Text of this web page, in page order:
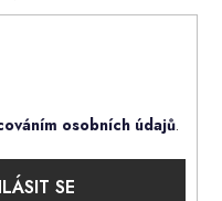
osobních údajů.
SE